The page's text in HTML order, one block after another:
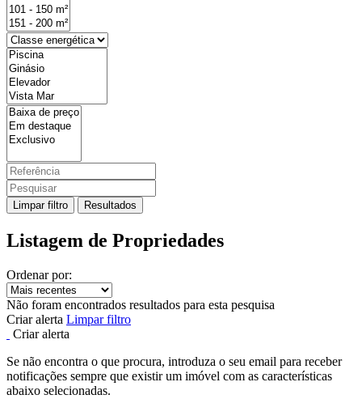
Limpar filtro Resultados
Listagem de Propriedades
Ordenar por:
Não foram encontrados resultados para esta pesquisa
Criar alerta Limpar filtro
Criar alerta
Se não encontra o que procura, introduza o seu email para receber
notificações sempre que existir um imóvel com as características
abaixo selecionadas.